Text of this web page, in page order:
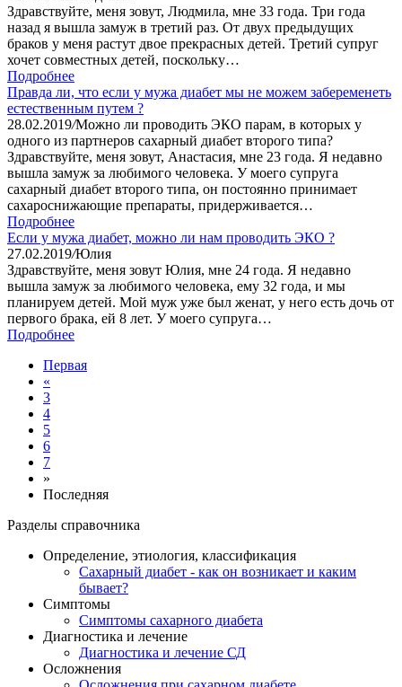
Здравствуйте, меня зовут, Людмила, мне 33 года. Три года
назад я вышла замуж в третий раз. От двух предыдущих
браков у меня растут двое прекрасных детей. Третий супруг
хочет совместных детей, поскольку…
Подробнее
Правда ли, что если у мужа диабет мы не можем забеременеть
естественным путем ?
28.02.2019/Можно ли проводить ЭКО парам, в которых у
одного из партнеров сахарный диабет второго типа?
Здравствуйте, меня зовут, Анастасия, мне 23 года. Я недавно
вышла замуж за любимого человека. У моего супруга
сахарный диабет второго типа, он постоянно принимает
сахароснижающие препараты, придерживается…
Подробнее
Если у мужа диабет, можно ли нам проводить ЭКО ?
27.02.2019/Юлия
Здравствуйте, меня зовут Юлия, мне 24 года. Я недавно
вышла замуж за любимого человека, ему 32 года, и мы
планируем детей. Мой муж уже был женат, у него есть дочь от
первого брака, ей 8 лет. У моего супруга…
Подробнее
Первая
«
3
4
5
6
7
»
Последняя
Разделы справочника
Определение, этиология, классификация
Сахарный диабет - как он возникает и каким
бывает?
Симптомы
Симптомы сахарного диабета
Диагностика и лечение
Диагностика и лечение СД
Осложнения